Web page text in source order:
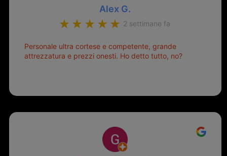
Alex G.
2 settimane fa
Personale ultra cortese e competente, grande
attrezzatura e prezzi onesti. Ho detto tutto, no?